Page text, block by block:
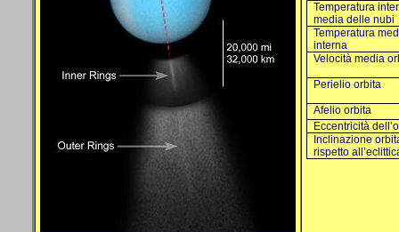
Temperatura
media delle nubi
Temperatura
interna
Velocità media
Perielio orbita
Afelio orbita
Eccentricità
Inclinazione
rispetto